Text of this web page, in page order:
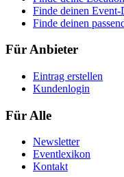
Finde deinen Event-
Finde deinen
Für Anbieter
Eintrag erstellen
Kundenlogin
Für Alle
Newsletter
Eventlexikon
Kontakt